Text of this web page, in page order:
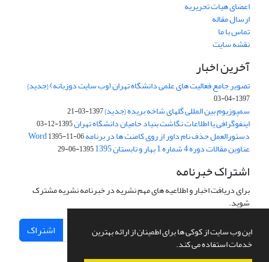
این وب سایت از کوکی ها برای اطمینان از ارائه بهترین
خدمات استفاده می کند.
اعضای هیات تحریریه
ارسال مقاله
تماس با ما
نقشه سایت
آخرین اخبار
تصویر جامع فعالیت های علمی دانشگاه تهران (وب سایت دوزبانه) {جدید}
1397-04-03
سمپوزیوم بین المللی گلهای شاخه بریده {جدید}1397-03-21
اینفوگرافی یا اطلاعات نگاشت بنیاد حامیان دانشگاه تهران1395-12-03
دستورالعمل حذف نام داور از روی کامنت ها در برنامه Word1395-11-06
عناوین مقالات دوره 4 شماره 1 بهار و تابستان 1395 1395-06-29
اشتراک خبرنامه
برای دریافت اخبار و اطلاعیه های مهم نشریه در خبرنامه نشریه مشترک
شوید.
اشتراک